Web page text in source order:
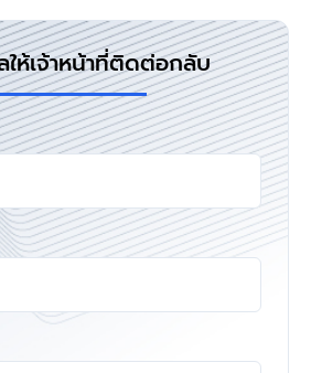
ห้เจ้าหน้าที่ติดต่อกลับ